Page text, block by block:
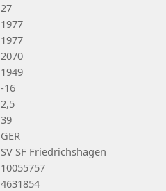
27
1977
1977
2070
1949
-16
2,5
39
GER
SV SF Friedrichshagen
10055757
4631854